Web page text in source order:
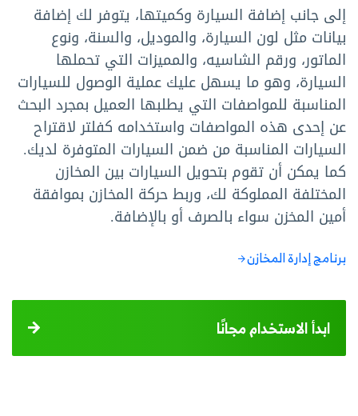
إلى جانب إضافة السيارة وكميتها، يتوفر لك إضافة
بيانات مثل لون السيارة، والموديل، والسنة، ونوع
الماتور، ورقم الشاسيه، والمميزات التي تحملها
السيارة، وهو ما يسهل عليك عملية الوصول للسيارات
المناسبة للمواصفات التي يطلبها العميل بمجرد البحث
عن إحدى هذه المواصفات واستخدامه كفلتر لاقتراح
السيارات المناسبة من ضمن السيارات المتوفرة لديك.
كما يمكن أن تقوم بتحويل السيارات بين المخازن
المختلفة المملوكة لك، وربط حركة المخازن بموافقة
أمين المخزن سواء بالصرف أو بالإضافة.
برنامج إدارة المخازن
ابدأ الاستخدام مجانًا